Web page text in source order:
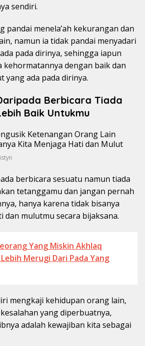
sendiri.
pandai menela’ah kekurangan dan
namun ia tidak pandai menyadari
pada dirinya, sehingga iapun
kehormatannya dengan baik dan
yang ada pada dirinya.
Berbicara Tiada
Baik Untukmu
berbicara sesuatu namun tiada
tetanggamu dan jangan pernah
hanya karena tidak bisanya
dan mulutmu secara bijaksana.
Yang Miskin Akhlaq
Merugi Dari Pada Yang
mengkaji kehidupan orang lain,
yang diperbuatnya,
adalah kewajiban kita sebagai